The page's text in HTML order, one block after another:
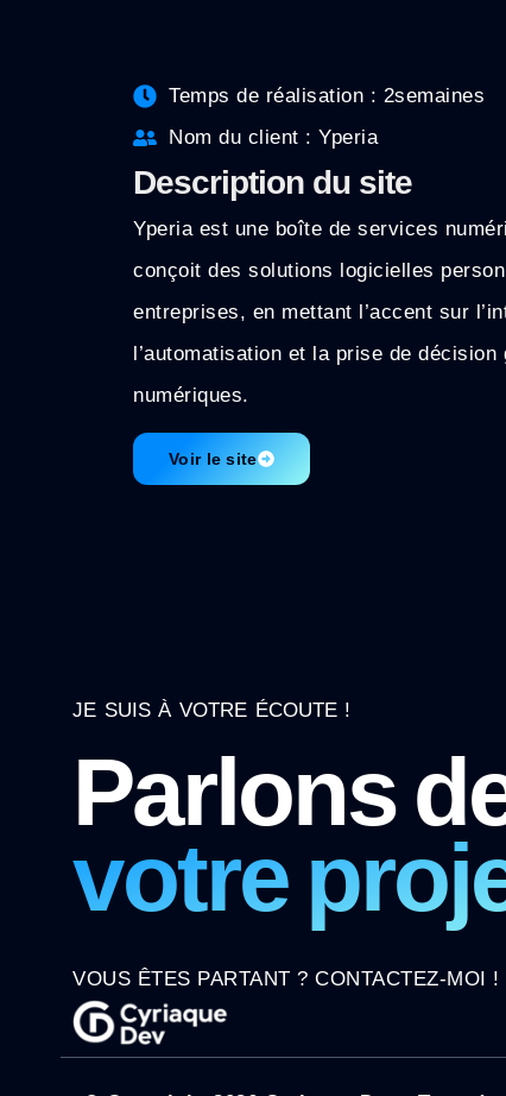
Temps de réalisation : 2semaines
Nom du client : Yperia
Description du site
Yperia est une boîte de services
conçoit des solutions logicielles
entreprises, en mettant l’accent sur
l’automatisation et la prise de décision
numériques.
Voir le site
JE SUIS À VOTRE ÉCOUTE !
Parlons
votre
VOUS ÊTES PARTANT ? CONTACTEZ-MOI !